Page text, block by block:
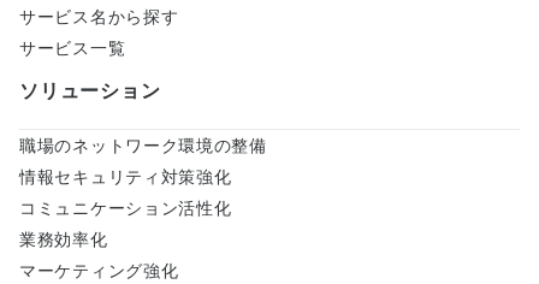
サービス名から探す
サービス一覧
ソリューション
職場のネットワーク環境の整備
情報セキュリティ対策強化
コミュニケーション活性化
業務効率化
マーケティング強化